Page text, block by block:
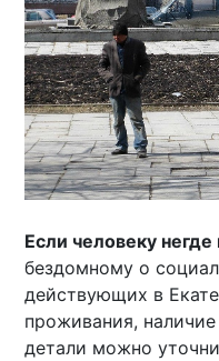
Если человеку негде
бездомному о
действующих в
проживания,
детали можно